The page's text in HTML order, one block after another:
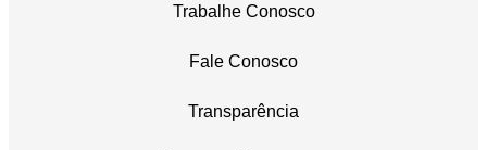
Trabalhe Conosco
Fale Conosco
Transparência